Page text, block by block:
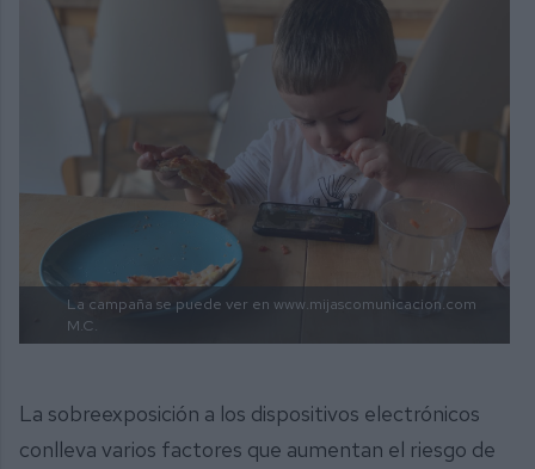
La campaña se puede ver en www.mijascomunicacion.com
M.C.
La sobreexposición a los dispositivos electrónicos
conlleva varios factores que aumentan el riesgo de